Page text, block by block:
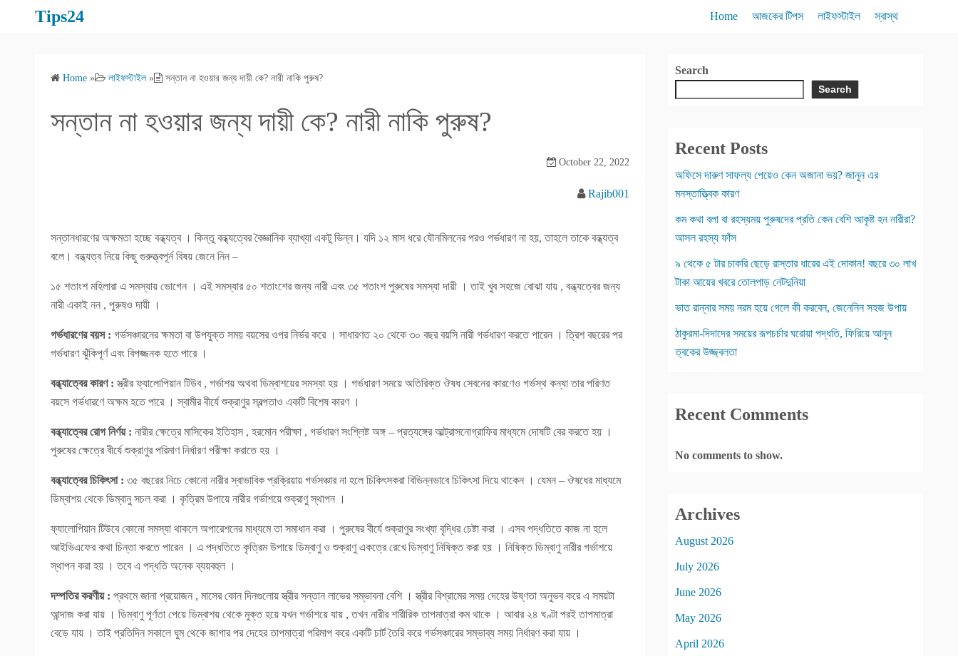
Tips24 Home আজকের টিপস লাইফস্টাইল স্বাস্থ
Home » লাইফস্টাইল » সন্তান না হওয়ার জন্য দায়ী কে? নারী নাকি পুরুষ?
সন্তান না হওয়ার জন্য দায়ী কে? নারী নাকি পুরুষ?
October 22, 2022
Rajib001
সন্তানধারণের অক্ষমতা হচ্ছে বন্ধ্যত্ব । কিন্তু বন্ধ্যত্বের বৈজ্ঞানিক ব্যাখ্যা একটু ভিন্ন। যদি ১২ মাস ধরে যৌনমিলনের পরও গর্ভধারণ না হয়, তাহলে তাকে বন্ধ্যত্ব
বলে। বন্ধ্যত্ব নিয়ে কিছু গুরুত্ত্বপূর্ন বিষয় জেনে নিন –
১৫ শতাংশ মহিলারা এ সমস্যায় ভোগেন । এই সমস্যার ৫০ শতাংশের জন্য নারী এবং ৩৫ শতাংশ পুরুষের সমস্যা দায়ী । তাই খুব সহজে বোঝা যায় , বন্ধ্যত্বের জন্য
নারী একাই নন , পুরুষও দায়ী ।
গর্ভধারণের বয়স : গর্ভসঞ্চারনের ক্ষমতা বা উপযুক্ত সময় বয়সের ওপর নির্ভর করে । সাধারণত ২০ থেকে ৩০ বছর বয়সি নারী গর্ভধারণ করতে পারেন । ত্রিশ বছরের পর
গর্ভধারণ ঝুঁকিপূর্ণ এবং বিপজ্জনক হতে পারে ।
বন্ধ্যাত্বের কারণ :স্ত্রীর ফ্যালোপিয়ান টিউব , গর্ভাশয় অথবা ডিম্বাশয়ের সমস্যা হয় । গর্ভধারণ সময়ে অতিরিক্ত ঔষধ সেবনের কারণেও গর্ভস্থ কন্যা তার পরিণত
বয়সে গর্ভধারণে অক্ষম হতে পারে । স্বামীর বীর্যে শুক্রাণুর স্বল্পতাও একটি বিশেষ কারণ ।
বন্ধ্যাত্বের রোগ নির্ণয় : নারীর ক্ষেত্রে মাসিকের ইতিহাস , হরমোন পরীক্ষা , গর্ভধারণ সংশ্লিষ্ট অঙ্গ – প্রত্যঙ্গের আল্ট্রাসনোগ্রাফির মাধ্যমে দোষটি বের করতে হয় ।
পুরুষের ক্ষেত্রে বীর্যে শুক্রাণুর পরিমাণ নির্ধারণ পরীক্ষা করাতে হয় ।
বন্ধ্যাত্বের চিকিৎসা : ৩৫ বছরের নিচে কোনো নারীর স্বাভাবিক প্রক্রিয়ায় গর্ভসঞ্চার না হলে চিকিৎসকরা বিভিন্নভাবে চিকিৎসা দিয়ে থাকেন । যেমন – ঔষধের মাধ্যমে
ডিম্বাশয় থেকে ডিম্বানু সচল করা । কৃত্রিম উপায়ে নারীর গর্ভাশয়ে শুক্রাণু স্থাপন ।
ফ্যালোপিয়ান টিউবে কোনো সমস্যা থাকলে অপারেশনের মাধ্যমে তা সমাধান করা । পুরুষের বীর্যে শুক্রাণুর সংখ্যা বৃদ্ধির চেষ্টা করা । এসব পদ্ধতিতে কাজ না হলে
আইভিএফের কথা চিন্তা করতে পারেন । এ পদ্ধতিতে কৃত্রিম উপায়ে ডিম্বাণু ও শুক্রাণু একত্রে রেখে ডিম্বাণু নিষিক্ত করা হয় । নিষিক্ত ডিম্বাণু নারীর গর্ভাশয়ে
স্থাপন করা হয় । তবে এ পদ্ধতি অনেক ব্যয়বহুল ।
দম্পতির করণীয় : প্রথমে জানা প্রয়োজন , মাসের কোন দিনগুলোয় স্ত্রীর সন্তান লাভের সম্ভাবনা বেশি । স্ত্রীর বিশ্রামের সময় দেহের উষ্ণতা অনুভব করে এ সময়টা
আন্দাজ করা যায় । ডিম্বাণু পূর্ণতা পেয়ে ডিম্বাশয় থেকে মুক্ত হয়ে যখন গর্ভাশয়ে যায় , তখন নারীর শারীরিক তাপমাত্রা কম থাকে । আবার ২৪ ঘণ্টা পরই তাপমাত্রা
বেড়ে যায় । তাই প্রতিদিন সকালে ঘুম থেকে জাগার পর দেহের তাপমাত্রা পরিমাপ করে একটি চার্ট তৈরি করে গর্ভসঞ্চারের সম্ভাব্য সময় নির্ধারণ করা যায় ।
Search
Search
Recent Posts
অফিসে দারুণ সাফল্য পেয়েও কেন অজানা ভয়? জানুন এর
মনস্তাত্ত্বিক কারণ
কম কথা বলা বা রহস্যময় পুরুষদের প্রতি কেন বেশি আকৃষ্ট হন নারীরা?
আসল রহস্য ফাঁস
৯ থেকে ৫ টার চাকরি ছেড়ে রাস্তার ধারের এই দোকান! বছরে ৩০ লাখ
টাকা আয়ের খবরে তোলপাড় নেটদুনিয়া
ভাত রান্নার সময় নরম হয়ে গেলে কী করবেন, জেনেনিন সহজ উপায়
ঠাকুরমা-দিদাদের সময়ের রূপচর্চার ঘরোয়া পদ্ধতি, ফিরিয়ে আনুন
ত্বকের উজ্জ্বলতা
Recent Comments
No comments to show.
Archives
August 2026
July 2026
June 2026
May 2026
April 2026